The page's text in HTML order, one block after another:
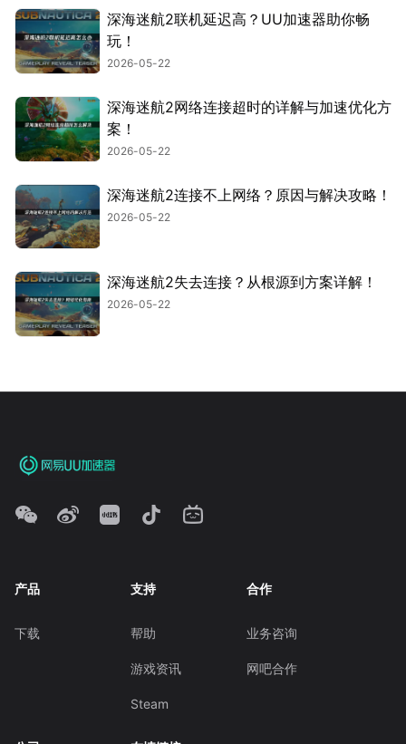
深海迷航2联机延迟高？UU加速器助你畅
玩！
2026-05-22
深海迷航2网络连接超时的详解与加速优化方
案！
2026-05-22
深海迷航2连接不上网络？原因与解决攻略！
2026-05-22
深海迷航2失去连接？从根源到方案详解！
2026-05-22
产品
下载
支持
帮助
游戏资讯
Steam
合作
业务咨询
网吧合作